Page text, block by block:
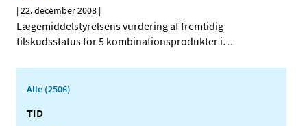
|22. december 2008 |
Lægemiddelstyrelsens vurdering af fremtidig
tilskudsstatus for 5 kombinationsprodukter i…
Alle (2506)
TID